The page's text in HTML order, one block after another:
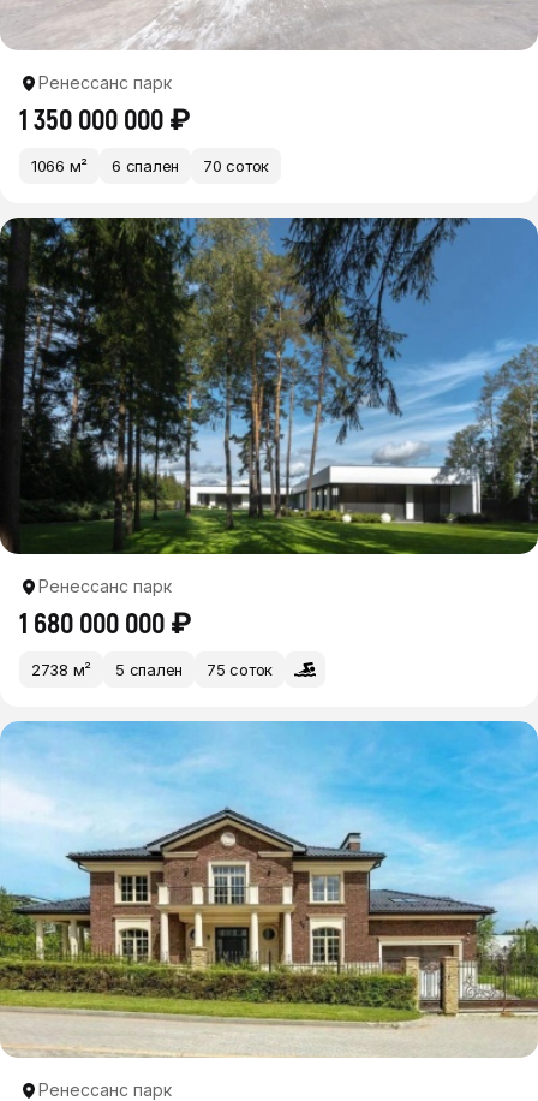
Ренессанс парк
1 350 000 000 ₽
1066 м² 6 спален 70 соток
Ренессанс парк
1 680 000 000 ₽
2738 м² 5 спален 75 соток
Ренессанс парк